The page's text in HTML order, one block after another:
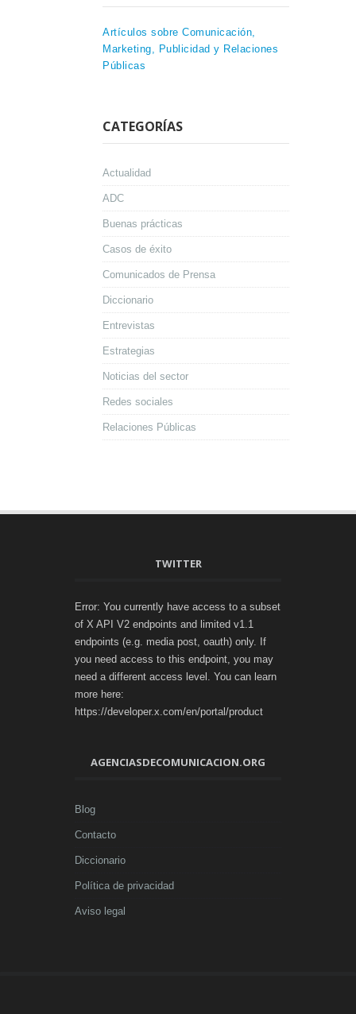
Artículos sobre Comunicación,
Marketing, Publicidad y Relaciones
Públicas
CATEGORÍAS
Actualidad
ADC
Buenas prácticas
Casos de éxito
Comunicados de Prensa
Diccionario
Entrevistas
Estrategias
Noticias del sector
Redes sociales
Relaciones Públicas
TWITTER
Error: You currently have access to a subset
of X API V2 endpoints and limited v1.1
endpoints (e.g. media post, oauth) only. If
you need access to this endpoint, you may
need a different access level. You can learn
more here:
https://developer.x.com/en/portal/product
AGENCIASDECOMUNICACION.ORG
Blog
Contacto
Diccionario
Política de privacidad
Aviso legal